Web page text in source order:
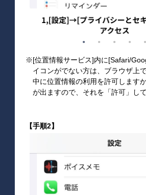
※[位置情報サービス]内に[Safari/
イコンがでない方は、ブラウザ上
中に位置情報の利用を許可します
が出ますので、それを「許可」して
【手順2】